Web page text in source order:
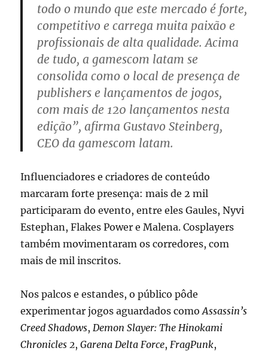
todo o mundo que este mercado é forte,
competitivo e carrega muita paixão e
profissionais de alta qualidade. Acima
de tudo, a gamescom latam se
consolida como o local de presença de
publishers e lançamentos de jogos,
com mais de 120 lançamentos nesta
edição”, afirma Gustavo Steinberg,
CEO da gamescom latam.
Influenciadores e criadores de conteúdo
marcaram forte presença: mais de 2 mil
participaram do evento, entre eles Gaules, Nyvi
Estephan, Flakes Power e Malena. Cosplayers
também movimentaram os corredores, com
mais de mil inscritos.
Nos palcos e estandes, o público pôde
experimentar jogos aguardados comoAssassin’s
Creed Shadows, Demon Slayer: The Hinokami
Chronicles 2,Garena Delta Force, FragPunk,